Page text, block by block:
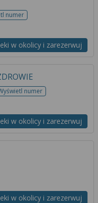
numer
w okolicy i zarezerwuj
numer
w okolicy i zarezerwuj
w okolicy i zarezerwuj
serwisie